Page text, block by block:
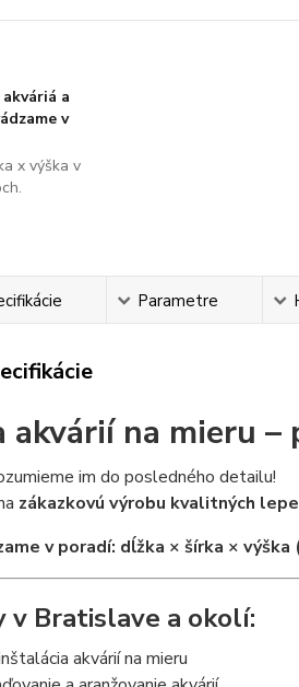
a
v
x výška v
Parametre
akvárií na mieru
im do posledného detailu!
zákazkovú výrobu kvalitných
v poradí: dĺžka × šírka × výška
v Bratislave a okolí:
akvárií na mieru